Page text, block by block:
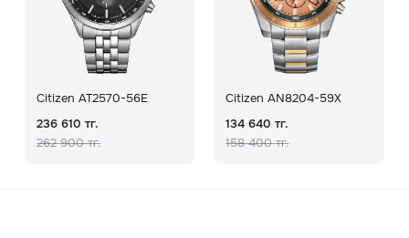
Citizen AT2570-56E
236 610 тг.
262 900 тг.
Citizen AN8204-59X
134 640 тг.
158 400 тг.